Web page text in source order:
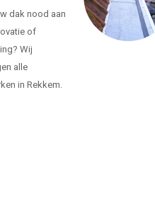
dak nood aan
of
Wij
alle
in Rekkem.